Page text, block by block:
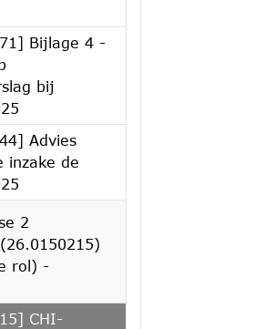
Bijlage 4 -
bij
Advies
inzake de
2
rol) -
CHI-